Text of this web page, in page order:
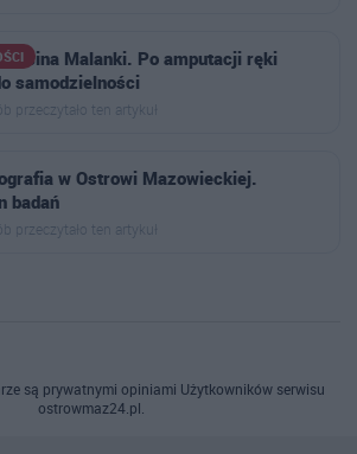
Malanki. Po amputacji ręki
samodzielności
przeczytało ten artykuł
w Ostrowi Mazowieckiej.
badań
przeczytało ten artykuł
są prywatnymi opiniami Użytkowników serwisu
ostrowmaz24.pl.